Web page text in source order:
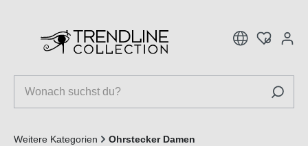
Weitere Kategorien Ohrstecker Damen